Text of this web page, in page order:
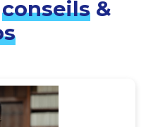
conseils&